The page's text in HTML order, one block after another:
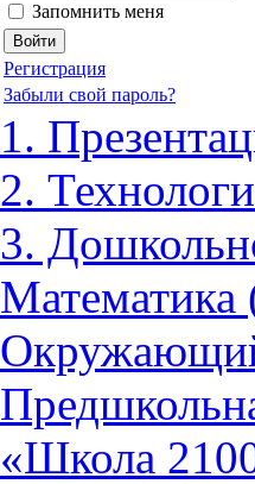
Запомнить меня
Регистрация
Забыли свой пароль?
1.
2.
3.
Математика
«Школа